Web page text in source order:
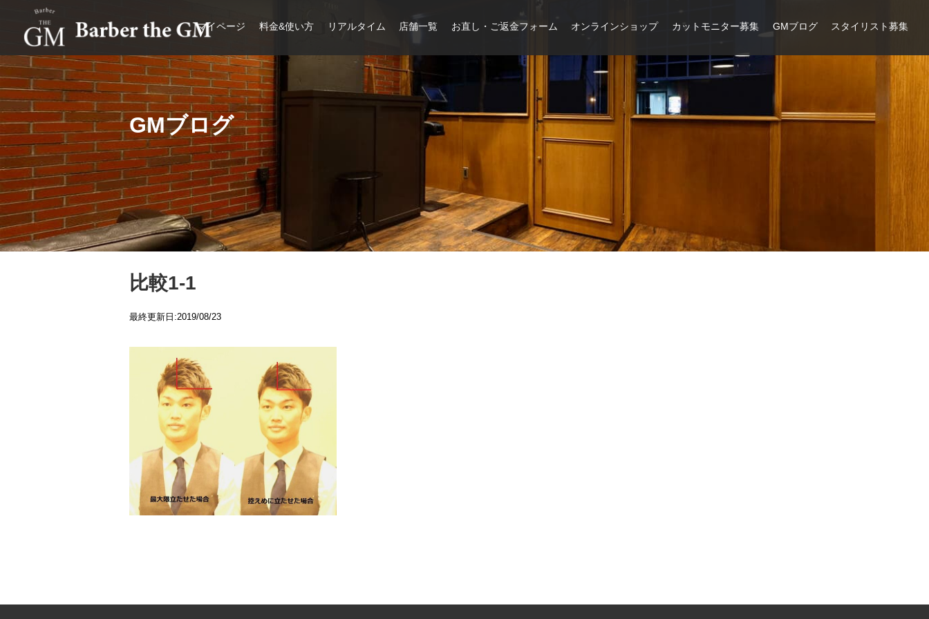
大阪・本町｜大人の散髪屋
マイページ 料金&使い方 リアルタイム 店舗一覧 お直し・ご返金フォーム オンラインショップ カットモニター募集 GMブログ スタイリスト募集
GMブログ
比較1-1
最終更新日:2019/08/23